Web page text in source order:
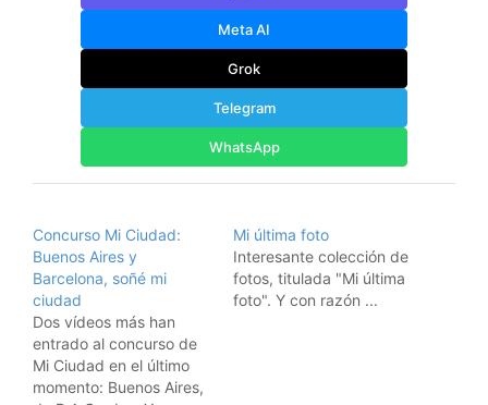
Meta AI
Grok
Telegram
WhatsApp
Concurso Mi Ciudad:
Buenos Aires y
Barcelona, soñé mi
ciudad
Dos vídeos más han
entrado al concurso de
Mi Ciudad en el último
momento: Buenos Aires,
Mi última foto
Interesante colección de
fotos, titulada "Mi última
foto". Y con razón ...